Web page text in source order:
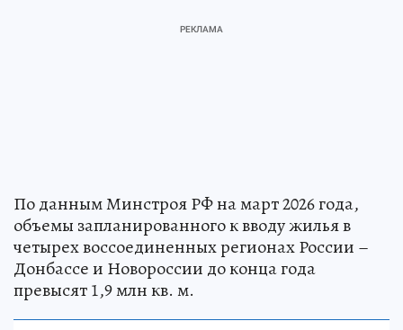
По данным Минстроя РФ на март 2026 года,
объемы запланированного к вводу жилья в
четырех воссоединенных регионах России –
Донбассе и Новороссии до конца года
превысят 1,9 млн кв. м.